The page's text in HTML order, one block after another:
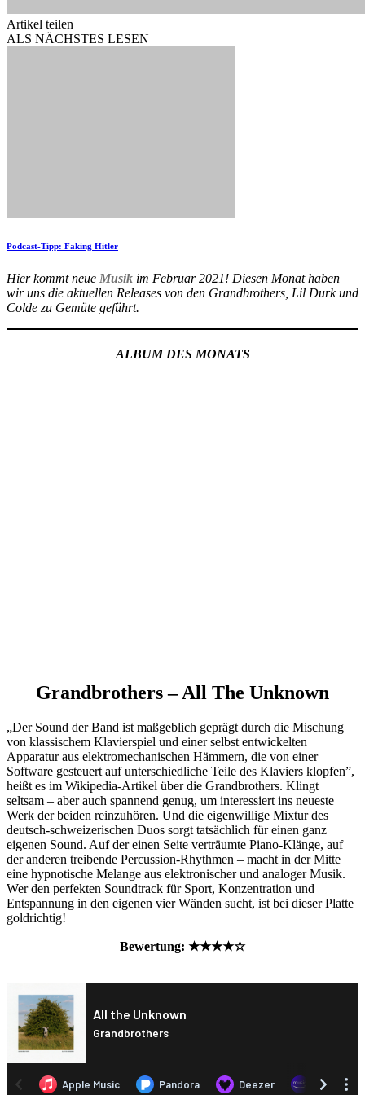
Artikel teilen
ALS NÄCHSTES LESEN
Podcast-Tipp: Faking Hitler
Hier kommt neue Musik im Februar 2021! Diesen Monat haben
wir uns die aktuellen Releases von den Grandbrothers, Lil Durk und
Colde zu Gemüte geführt.
ALBUM DES MONATS
Grandbrothers – All The Unknown
„Der Sound der Band ist maßgeblich geprägt durch die Mischung
von klassischem Klavierspiel und einer selbst entwickelten
Apparatur aus elektromechanischen Hämmern, die von einer
Software gesteuert auf unterschiedliche Teile des Klaviers klopfen”,
heißt es im Wikipedia-Artikel über die Grandbrothers. Klingt
seltsam – aber auch spannend genug, um interessiert ins neueste
Werk der beiden reinzuhören. Und die eigenwillige Mixtur des
deutsch-schweizerischen Duos sorgt tatsächlich für einen ganz
eigenen Sound. Auf der einen Seite verträumte Piano-Klänge, auf
der anderen treibende Percussion-Rhythmen – macht in der Mitte
eine hypnotische Melange aus elektronischer und analoger Musik.
Wer den perfekten Soundtrack für Sport, Konzentration und
Entspannung in den eigenen vier Wänden sucht, ist bei dieser Platte
goldrichtig!
Bewertung: ★★★★☆